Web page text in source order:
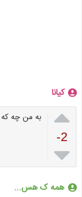
کیانا

-2

به من چه
همه ک هس...